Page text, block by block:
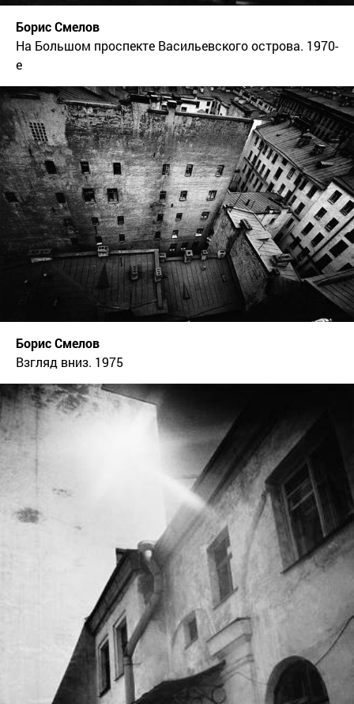
Борис Смелов
На Большом проспекте Васильевского острова. 1970-
е
Борис Смелов
Взгляд вниз. 1975